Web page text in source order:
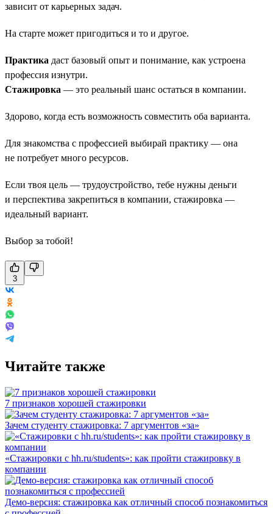
зависит от карьерных задач.
На старте может пригодиться и то и другое.
Практика даст базовый опыт и понимание, как устроена
профессия изнутри.
Стажировка — это реальный шанс остаться в компании.
Здорово, когда есть возможность совместить оба варианта.
Для знакомства с профессией выбирай практику — она
не потребует много ресурсов.
Если твоя цель — трудоустройство, тебе нужны деньги
и перспектива закрепиться в компании, стажировка —
идеальный вариант.
Выбор за тобой!
3
Читайте также
7 признаков хорошей стажировки
Зачем студенту стажировка: 7 аргументов «за»
«Стажировки с hh.ru/students»: как пройти стажировку в
компании
Демо-версия: стажировка как отличный способ познакомиться